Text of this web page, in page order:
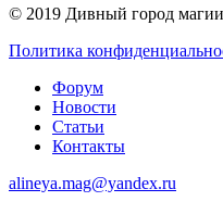
© 2019 Дивный город магии
Политика
Форум
Новости
Статьи
Контакты
alineya.mag@yandex.ru